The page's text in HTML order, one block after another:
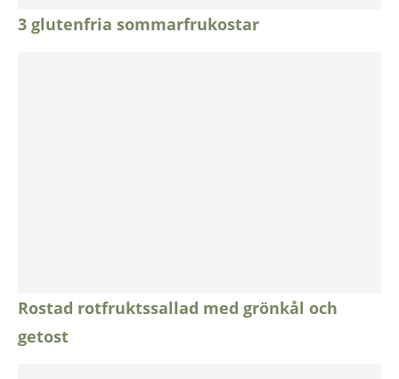
3 glutenfria sommarfrukostar
Rostad rotfruktssallad med grönkål och
getost